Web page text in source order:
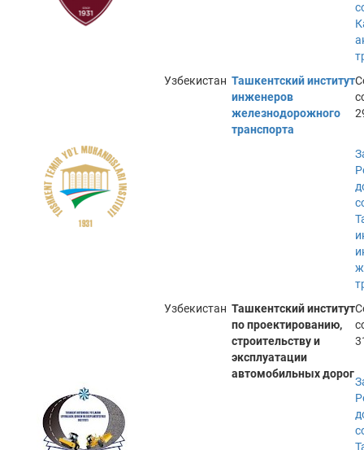
Узбекистан Ташкентский институт
инженеров
железнодорожного
транспорта
Узбекистан Ташкентский институт
по проектированию,
строительству и
эксплуатации
автомобильных дорог